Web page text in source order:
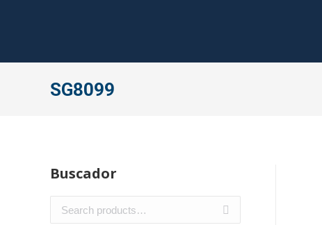
SG8099
Buscador